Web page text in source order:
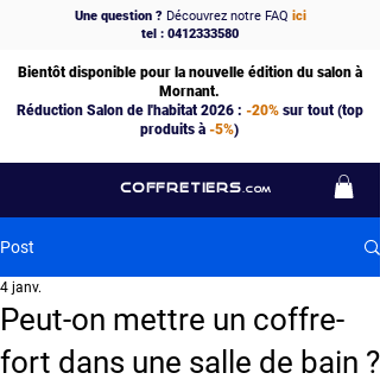
COFFRETIERS .COM
Une question ?Découvrez notre FAQ ici
tel : 0412333580
Bientôt disponible pour la nouvelle édition du salon à
Mornant.
Réduction Salon de l'habitat 2026 : -20%sur tout (top
produits à -5%)
Post
Peut-on mettre un coffre-
fort dans une salle de bain ?
4 janv.